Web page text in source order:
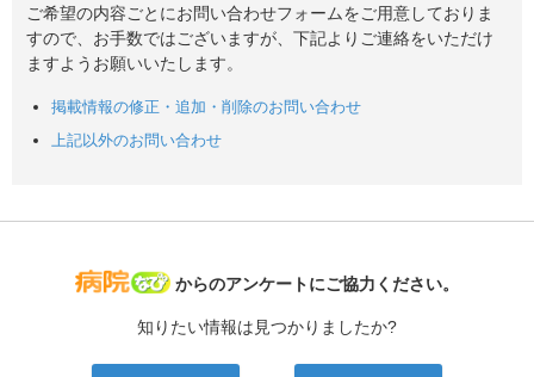
ご希望の内容ごとにお問い合わせフォームをご用意しておりま
すので、お手数ではございますが、下記よりご連絡をいただけ
ますようお願いいたします。
掲載情報の修正・追加・削除のお問い合わせ
上記以外のお問い合わせ
病院なび
からのアンケートにご協力ください。
知りたい情報は見つかりましたか?